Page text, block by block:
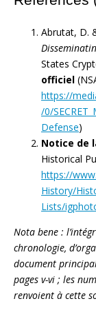
Abrutat, D.
States
officiel
https://
/0/
Defense)
Notice de
Historical
https://
History/
Lists/
Nota bene :
chronologie,
document
pages v-vi ; les
renvoient à cette